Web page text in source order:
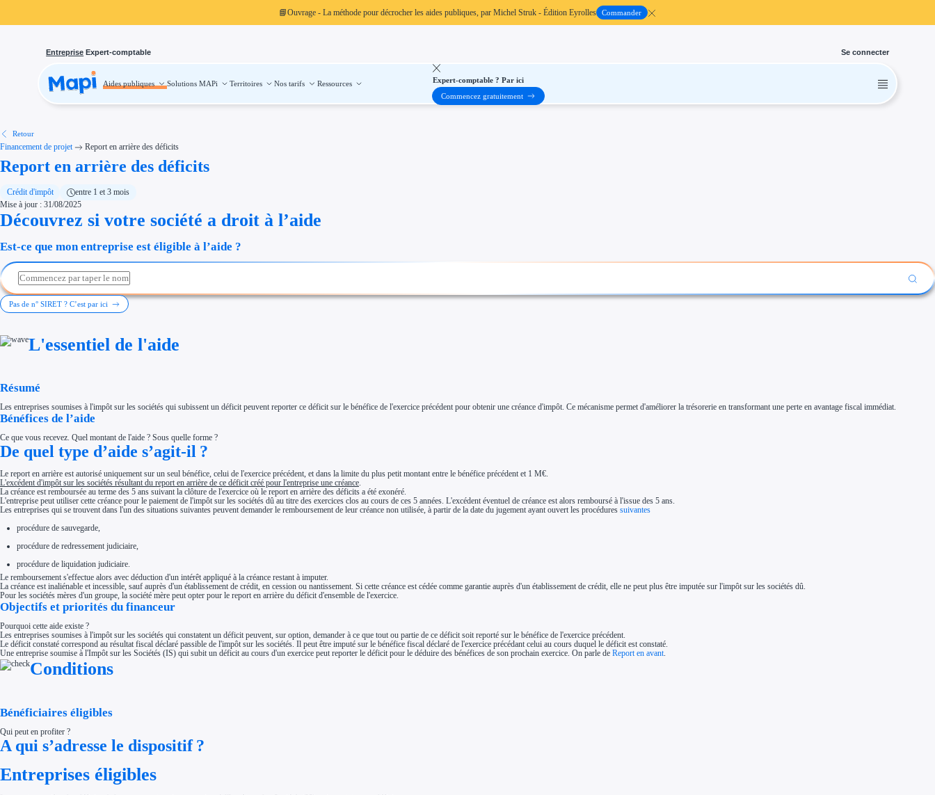
📘Ouvrage - La méthode pour décrocher les aides publiques, par Michel Struk - Édition Eyrolles Commander
Entreprise Expert-comptable Se connecter
Aides publiques Solutions MAPi Territoires Nos tarifs Ressources
Aides publiques
Investissement
Thématiques
Transition écologique
Développement international
Étapes de vie
Création d'entreprise
Aides Ressources Humaines
Type de financements
Réduction des coûts
Crédits & réductions d'impôt
Exonération fiscale
Avance remboursable
Garantie bancaire entreprise
Aides par organisme financeur
Aides Bpifrance
Aides ADEME
Solutions MAPi
Simulateur d'éligibilité
Trouvez des idées de dépenses éligibles
Quelles aides pour votre secteur ?
Ouvrage
Aides Région Auvergne-Rhône-Alpes
Aides Région Centre-Val de Loire
Aides Région Corse
Aides Région Grand-Est
Aides Région Hauts-de-France
Régions de I à P
Aides Région Normandie
Aides Région Nouvelle-Aquitaine
Aides Région Occitanie
Aides Région PACA
Couvertures
Aides Nationales
Aides Européennes
Nos tarifs
Recherche autonome
Accompagnement
Expert-comptable ? Par ici
Commencez gratuitement
Retour
Financement de projet Report en arrière des déficits
Report en arrière des déficits
Crédit d'impôt
entre 1 et 3 mois
Mise à jour : 31/08/2025
Découvrez si votre société a droit à l’aide
Est-ce que mon entreprise est éligible à l’aide ?
Pas de n° SIRET ? C’est par ici
L'essentiel de l'aide
Résumé
Les entreprises soumises à l'impôt sur les sociétés qui subissent un déficit peuvent reporter ce déficit sur le bénéfice de l'exercice précédent pour obtenir une créance d'impôt. Ce mécanisme permet d'améliorer la trésorerie en transformant une perte en avantage fiscal immédiat.
Bénéfices de l’aide
Ce que vous recevez. Quel montant de l'aide ? Sous quelle forme ?
De quel type d’aide s’agit-il ?
Le report en arrière est autorisé uniquement sur un seul bénéfice, celui de l'exercice précédent, et dans la limite du plus petit montant entre le bénéfice précédent et 1 M€.
L'excédent d'impôt sur les sociétés résultant du report en arrière de ce déficit créé pour l'entreprise une créance.
La créance est remboursée au terme des 5 ans suivant la clôture de l'exercice où le report en arrière des déficits a été exonéré.
L'entreprise peut utiliser cette créance pour le paiement de l'impôt sur les sociétés dû au titre des exercices clos au cours de ces 5 années. L'excédent éventuel de créance est alors remboursé à l'issue des 5 ans.
Les entreprises qui se trouvent dans l'un des situations suivantes peuvent demander le remboursement de leur créance non utilisée, à partir de la date du jugement ayant ouvert les procédures suivantes
procédure de sauvegarde,
procédure de redressement judiciaire,
procédure de liquidation judiciaire.
Le remboursement s'effectue alors avec déduction d'un intérêt appliqué à la créance restant à imputer.
La créance est inaliénable et incessible, sauf auprès d'un établissement de crédit, en cession ou nantissement. Si cette créance est cédée comme garantie auprès d'un établissement de crédit, elle ne peut plus être imputée sur l'impôt sur les sociétés dû.
Pour les sociétés mères d'un groupe, la société mère peut opter pour le report en arrière du déficit d'ensemble de l'exercice.
Objectifs et priorités du financeur
Pourquoi cette aide existe ?
Les entreprises soumises à l'impôt sur les sociétés qui constatent un déficit peuvent, sur option, demander à ce que tout ou partie de ce déficit soit reporté sur le bénéfice de l'exercice précédent.
Le déficit constaté correspond au résultat fiscal déclaré passible de l'impôt sur les sociétés. Il peut être imputé sur le bénéfice fiscal déclaré de l'exercice précédant celui au cours duquel le déficit est constaté.
Une entreprise soumise à l'Impôt sur les Sociétés (IS) qui subit un déficit au cours d'un exercice peut reporter le déficit pour le déduire des bénéfices de son prochain exercice. On parle de Report en avant.
Conditions
Bénéficiaires éligibles
Qui peut en profiter ?
A qui s’adresse le dispositif ?
Entreprises éligibles